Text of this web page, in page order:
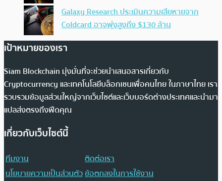
Galaxy Research ประเมินความเสียหายจาก
Coldcard อาจพุ่งสูงถึง $130 ล้าน
เป้าหมายของเรา
Siam Blockchain มุ่งมั่นที่จะช่วยนำเสนอสารเกี่ยวกับ
Cryptocurrency และเทคโนโลยีบล็อกเชนเพื่อคนไทย ในภาษาไทย เรา
รวบรวมข้อมูลส่วนใหญ่จากเว็บไซต์และเว็บบอร์ดต่างประเทศและนำมา
แปลส่งตรงถึงฟีดคุณ
เกี่ยวกับเว็บไซต์นี้
ทีมงาน
ติดต่อเรา
นโยบายความเป็นส่วนตัวข้อตกลงในการใช้งาน